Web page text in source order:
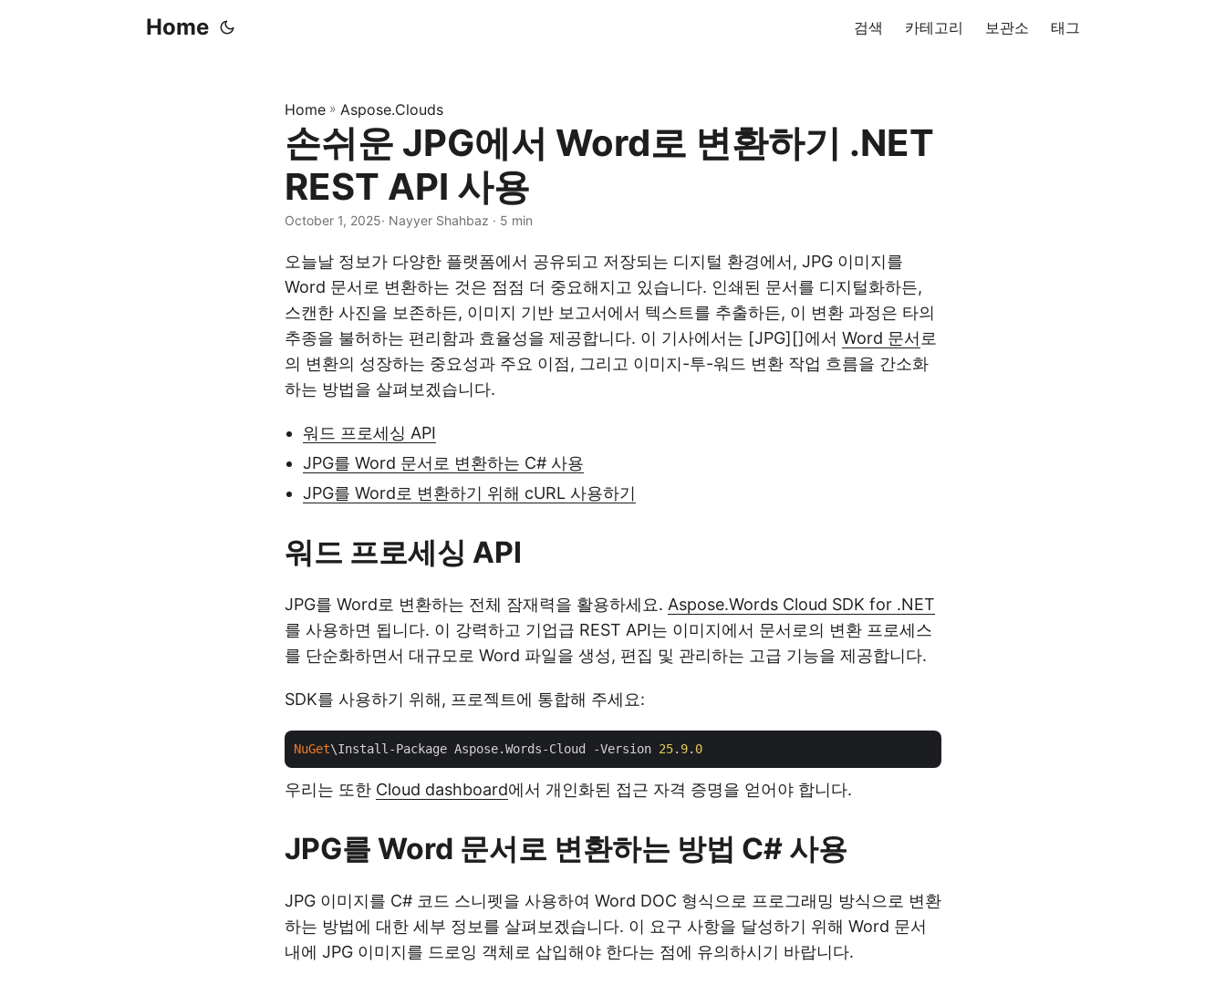
Home 검색 카테고리 보관소 태그
Home » Aspose.Clouds
손쉬운 JPG에서 Word로 변환하기 .NET
REST API 사용
October 1, 2025· Nayyer Shahbaz · 5 min
오늘날 정보가 다양한 플랫폼에서 공유되고 저장되는 디지털 환경에서, JPG 이미지를
Word 문서로 변환하는 것은 점점 더 중요해지고 있습니다. 인쇄된 문서를 디지털화하든,
스캔한 사진을 보존하든, 이미지 기반 보고서에서 텍스트를 추출하든, 이 변환 과정은 타의
추종을 불허하는 편리함과 효율성을 제공합니다. 이 기사에서는 [JPG][]에서 Word 문서 로
의 변환의 성장하는 중요성과 주요 이점, 그리고 이미지-투-워드 변환 작업 흐름을 간소화
하는 방법을 살펴보겠습니다.
워드 프로세싱 API
JPG를 Word 문서로 변환하는 C# 사용
JPG를 Word로 변환하기 위해 cURL 사용하기
워드 프로세싱 API
JPG를 Word로 변환하는 전체 잠재력을 활용하세요. Aspose.Words Cloud SDK for .NET
를 사용하면 됩니다. 이 강력하고 기업급 REST API는 이미지에서 문서로의 변환 프로세스
를 단순화하면서 대규모로 Word 파일을 생성, 편집 및 관리하는 고급 기능을 제공합니다.
SDK를 사용하기 위해, 프로젝트에 통합해 주세요:
NuGet\Install-Package Aspose.Words-Cloud -Version 25. 9. 0
우리는 또한 Cloud dashboard에서 개인화된 접근 자격 증명을 얻어야 합니다.
JPG를 Word 문서로 변환하는 방법 C# 사용
JPG 이미지를 C# 코드 스니펫을 사용하여 Word DOC 형식으로 프로그래밍 방식으로 변환
하는 방법에 대한 세부 정보를 살펴보겠습니다. 이 요구 사항을 달성하기 위해 Word 문서
내에 JPG 이미지를 드로잉 객체로 삽입해야 한다는 점에 유의하시기 바랍니다.